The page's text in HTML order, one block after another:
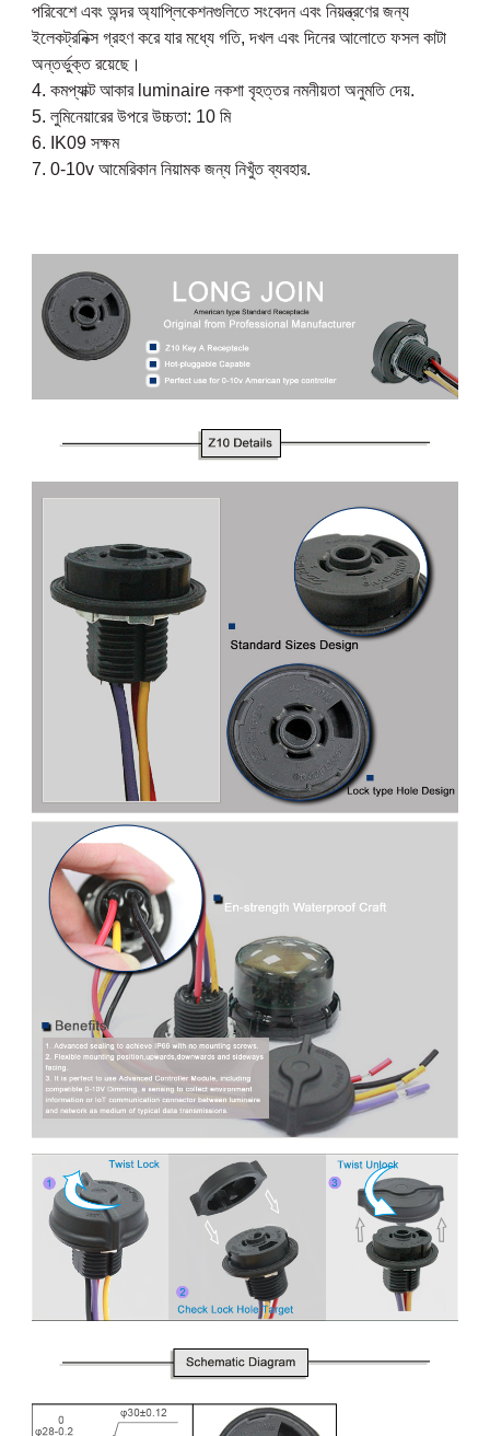
পরিবেশে এবং অন্দর অ্যাপ্লিকেশনগুলিতে সংবেদন এবং নিয়ন্ত্রণের জন্য
ইলেকট্রনিক্স গ্রহণ করে যার মধ্যে গতি, দখল এবং দিনের আলোতে ফসল কাটা
অন্তর্ভুক্ত রয়েছে।
4. কমপ্যাক্ট আকার luminaire নকশা বৃহত্তর নমনীয়তা অনুমতি দেয়.
5. লুমিনেয়ারের উপরে উচ্চতা: 10 মি
6. IK09 সক্ষম
7. 0-10v আমেরিকান নিয়ামক জন্য নিখুঁত ব্যবহার.